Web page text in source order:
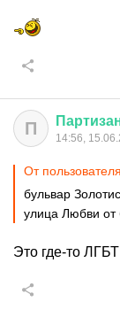
П 14:56,
От пользователя
бульвар
улица Любви от
Это где-то